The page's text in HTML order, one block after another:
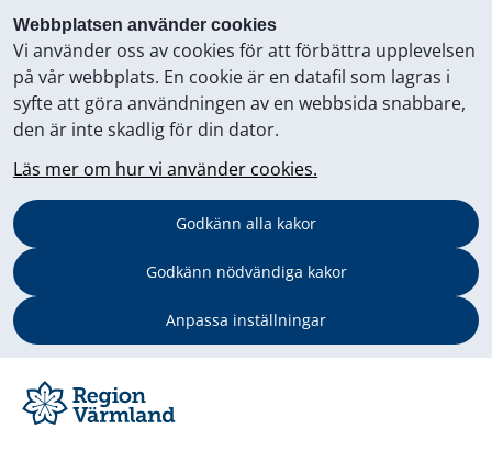
Webbplatsen använder cookies
Vi använder oss av cookies för att förbättra upplevelsen
på vår webbplats. En cookie är en datafil som lagras i
syfte att göra användningen av en webbsida snabbare,
den är inte skadlig för din dator.
Läs mer om hur vi använder cookies.
Godkänn alla kakor
Godkänn nödvändiga kakor
Anpassa inställningar